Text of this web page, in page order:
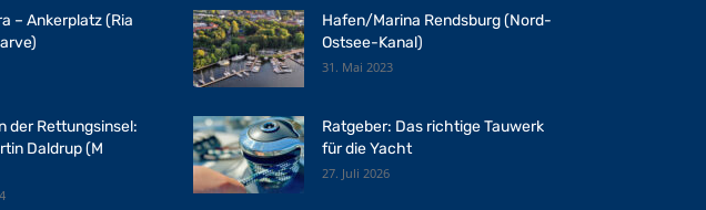
– Ankerplatz (Ria
Hafen/Marina Rendsburg (Nord-
Ostsee-Kanal)
31. Mai 2023
der Rettungsinsel:
Daldrup (M
Ratgeber: Das richtige Tauwerk
für die Yacht
27. Juli 2026